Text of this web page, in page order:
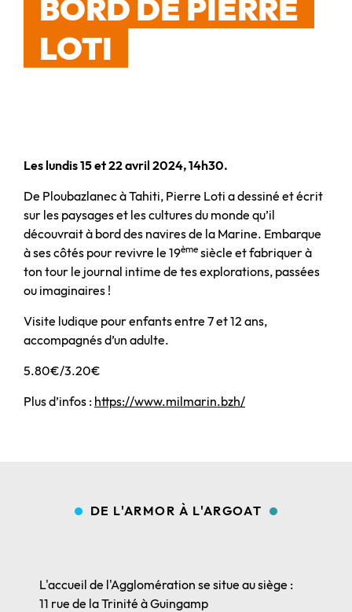
BORD DE PIERRE
LOTI
Les lundis 15 et 22 avril 2024, 14h30.
De Ploubazlanec à Tahiti, Pierre Loti a dessiné et écrit
sur les paysages et les cultures du monde qu’il
découvrait à bord des navires de la Marine. Embarque
à ses côtés pour revivre le 19ème siècle et fabriquer à
ton tour le journal intime de tes explorations, passées
ou imaginaires !
Visite ludique pour enfants entre 7 et 12 ans,
accompagnés d’un adulte.
5.80€/3.20€
Plus d’infos : https://www.milmarin.bzh/
DE L'ARMOR À L'ARGOAT
L'accueil de l'Agglomération se situe au siège :
11 rue de la Trinité à Guingamp